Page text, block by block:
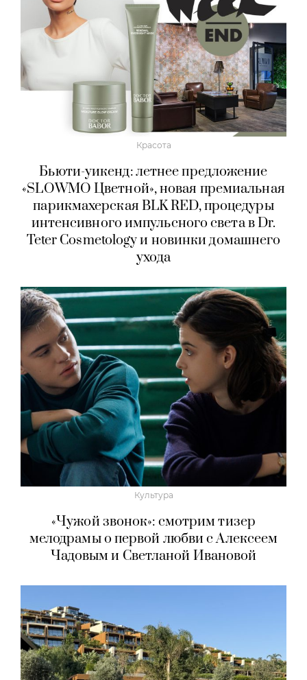
Красота
Бьюти-уикенд: летнее предложение
«SLOWMO Цветной», новая премиальная
парикмахерская BLK RED, процедуры
интенсивного импульсного света в Dr.
Teter Cosmetology и новинки домашнего
ухода
Культура
«Чужой звонок»: смотрим тизер
мелодрамы о первой любви с Алексеем
Чадовым и Светланой Ивановой